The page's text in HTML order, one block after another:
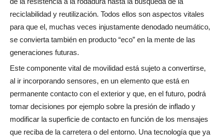
reciclabilidad y reutilización. Todos ellos son aspectos vitales
para que el, muchas veces injustamente denodado neumático,
se convierta también en producto “eco” en la mente de las
generaciones futuras.
Este componente vital de movilidad está sujeto a convertirse,
al ir incorporando sensores, en un elemento que está en
permanente contacto con el exterior y que, en el futuro, podrá
tomar decisiones por ejemplo sobre la presión de inflado y
modificar la superficie de contacto en función de los mensajes
que reciba de la carretera o del entorno. Una tecnología que ya